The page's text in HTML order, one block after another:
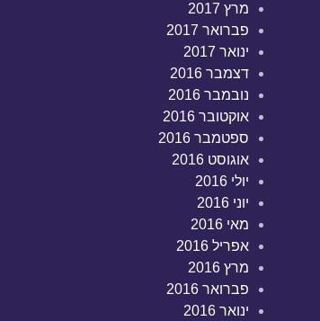
מרץ 2017
פברואר 2017
ינואר 2017
דצמבר 2016
נובמבר 2016
אוקטובר 2016
ספטמבר 2016
אוגוסט 2016
יולי 2016
יוני 2016
מאי 2016
אפריל 2016
מרץ 2016
פברואר 2016
ינואר 2016